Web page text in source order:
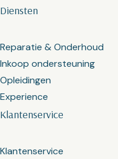
Klantenservice
Klantenservice
Diensten
Reparatie & Onderhoud
Inkoop ondersteuning
Opleidingen
Experience